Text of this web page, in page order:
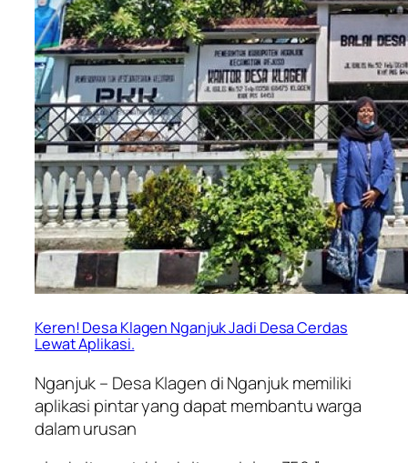
Keren! Desa Klagen Nganjuk Jadi Desa Cerdas
Lewat Aplikasi.
Nganjuk – Desa Klagen di Nganjuk memiliki
aplikasi pintar yang dapat membantu warga
dalam urusan